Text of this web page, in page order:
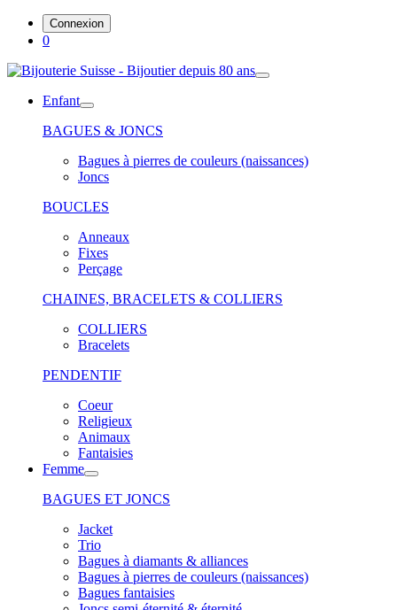
Connexion
0
Enfant
BAGUES & JONCS
Bagues à pierres de couleurs (naissances)
Joncs
BOUCLES
Anneaux
Fixes
Perçage
CHAINES, BRACELETS & COLLIERS
COLLIERS
Bracelets
PENDENTIF
Coeur
Religieux
Animaux
Fantaisies
Femme
BAGUES ET JONCS
Jacket
Trio
Bagues à diamants & alliances
Bagues à pierres de couleurs (naissances)
Bagues fantaisies